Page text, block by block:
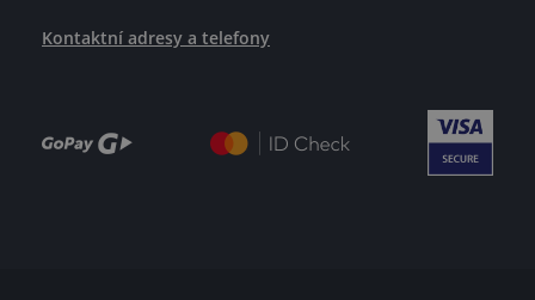
Kontaktní adresy a telefony